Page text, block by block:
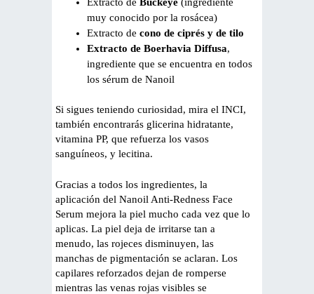
muy conocido por la rosácea)
Extracto de cono de ciprés y de tilo
Extracto de Boerhavia Diffusa,
ingrediente que se encuentra en todos
los sérum de Nanoil
Si sigues teniendo curiosidad, mira el INCI,
también encontrarás glicerina hidratante,
vitamina PP, que refuerza los vasos
sanguíneos, y lecitina.
Gracias a todos los ingredientes, la
aplicación del Nanoil Anti-Redness Face
Serum mejora la piel mucho cada vez que lo
aplicas. La piel deja de irritarse tan a
menudo, las rojeces disminuyen, las
manchas de pigmentación se aclaran. Los
capilares reforzados dejan de romperse
mientras las venas rojas visibles se